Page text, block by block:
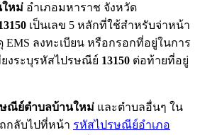
หม่ อำเภอมหาราช จังหวัด
เป็นเลข 5 หลักที่ใช้สำหรับจ่าหน้า
ลงทะเบียน หรือกรอกที่อยู่ในการ
งระบุรหัสไปรษณีย์ 13150 ต่อท้ายที่อยู่
ณีย์ตำบลบ้านใหม่ และตำบลอื่นๆ ใน
กลับไปที่หน้า รหัสไปรษณีย์อำเภอ